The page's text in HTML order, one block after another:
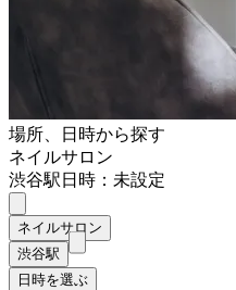
場所、日時から探す
ネイルサロン
渋谷駅日時：未設定
ネイルサロン
渋谷駅
日時を選ぶ